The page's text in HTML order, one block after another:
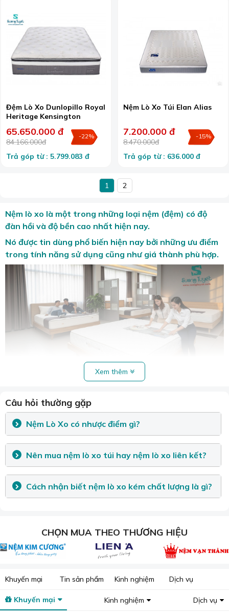
Đệm Lò Xo Dunlopillo Royal
Heritage Kensington
65.650.000 đ
84.166.000đ
-22%
Trả góp từ : 5.799.083 đ
Nệm Lò Xo Túi Elan Alias
7.200.000 đ
8.470.000đ
-15%
Trả góp từ : 636.000 đ
1 2
Nệm lò xo là một trong những loại nệm (đệm) có độ
đàn hồi và độ bền cao nhất hiện nay.
Nó được tin dùng phổ biến hiện nay bởi những ưu điểm
trong tính năng sử dụng cũng như giá thành phù hợp.
Sương Tuyết cung cấp nệm lò xo nhà ở, căn hộ, khách sạn, nhà nghỉ...
1. Nệm lò xo là gì?
Nệm lò xođược cấu tạo với bên trong là khung sắt chổng gỉ
với hàng trăm lò xo có khả năng đàn hồi tốt,
theo một mặt phẳng
Chúng có nhiệm vụ nâng đỡ, tạo ra độ nhún đáng nể và
giúp cho người dùng cảm thấy được êm ái, thoải mái khi
nằm.
Xem thêm
Câu hỏi thường gặp
Nệm Lò Xo có nhược điểm gì?
Nên mua nệm lò xo túi hay nệm lò xo liên kết?
Cách nhận biết nệm lò xo kém chất lượng là gì?
CHỌN MUA THEO THƯƠNG HIỆU
Khuyến mại Tin sản phẩm Kinh nghiệm Dịch vụ
Khuyến mại Kinh nghiệm Dịch vụ